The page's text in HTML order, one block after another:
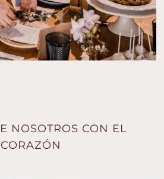
NOSOTROS CON EL
CORAZÓN